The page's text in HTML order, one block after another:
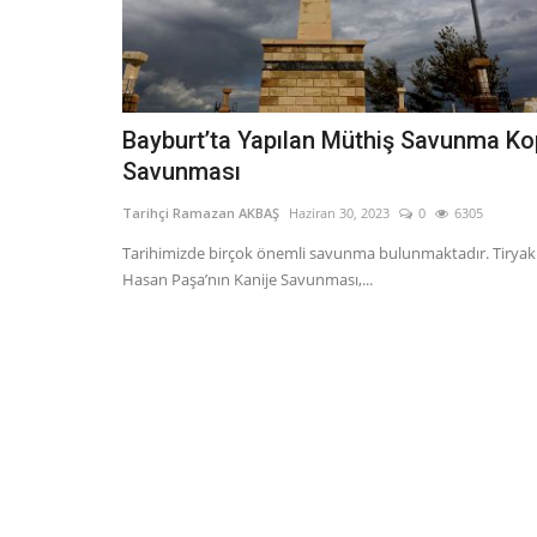
Bayburt’ta Yapılan Müthiş Savunma
Savunması
Tarihçi Ramazan AKBAŞ Haziran 30, 2023 0 6305
Tarihimizde birçok önemli savunma bulunmaktadır.
Hasan Paşa’nın Kanije Savunması,...